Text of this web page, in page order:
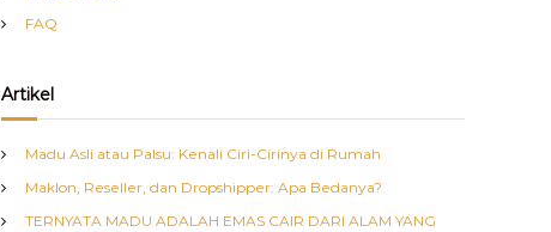
FAQ
Artikel
Madu Asli atau Palsu: Kenali Ciri-Cirinya di Rumah
Maklon, Reseller, dan Dropshipper: Apa Bedanya?
TERNYATA MADU ADALAH EMAS CAIR DARI ALAM YANG